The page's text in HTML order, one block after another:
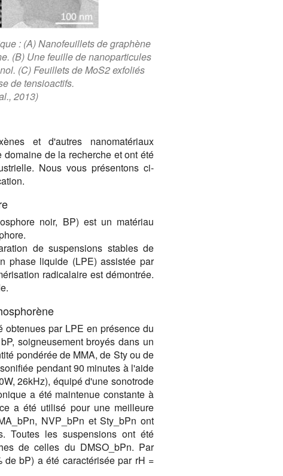
: (A) Nanofeuillets de graphène
(B) Une feuille de nanoparticules
(C) Feuillets de MoS2 exfoliés
de tensioactifs.
2013)
et d'autres nanomatériaux
de la recherche et ont été
Nous vous présentons ci-
noir, BP) est un matériau
de suspensions stables de
phase liquide (LPE) assistée par
radicalaire est démontrée.
obtenues par LPE en présence du
soigneusement broyés dans un
pondérée de MMA, de Sty ou de
pendant 90 minutes à l'aide
26kHz), équipé d'une sonotrode
a été maintenue constante à
a été utilisé pour une meilleure
NVP_bPn et Sty_bPn ont
Toutes les suspensions ont été
de celles du DMSO_bPn. Par
de bP) a été caractérisée par rH =